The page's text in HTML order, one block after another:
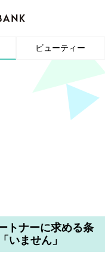
ビューティー
トナーに求める条
いません」